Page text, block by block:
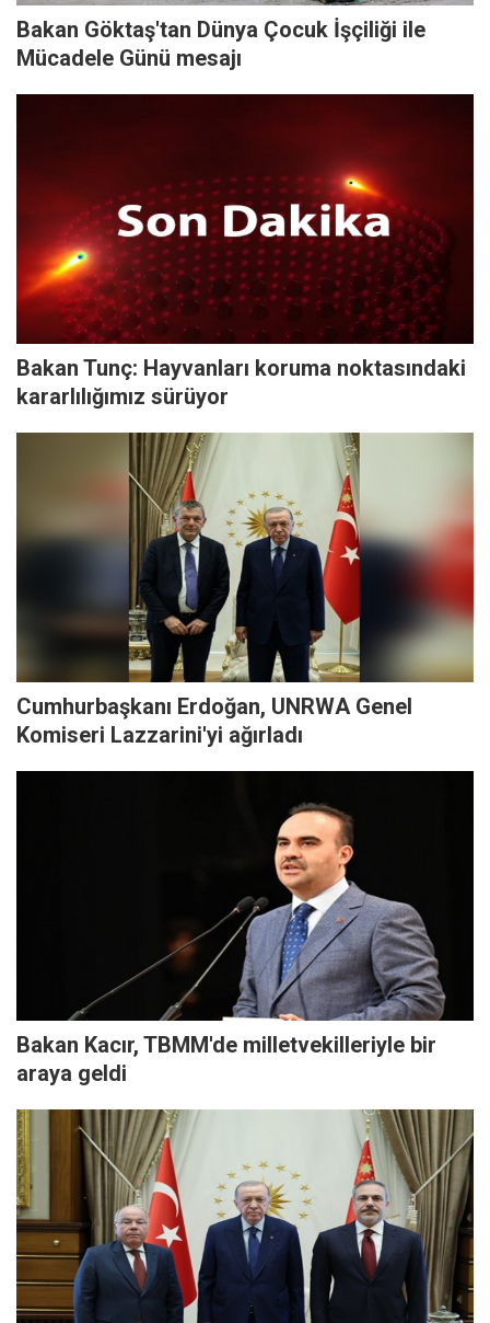
Bakan Göktaş'tan Dünya Çocuk İşçiliği ile
Mücadele Günü mesajı
Bakan Tunç: Hayvanları koruma noktasındaki
kararlılığımız sürüyor
Cumhurbaşkanı Erdoğan, UNRWA Genel
Komiseri Lazzarini'yi ağırladı
Bakan Kacır, TBMM'de milletvekilleriyle bir
araya geldi